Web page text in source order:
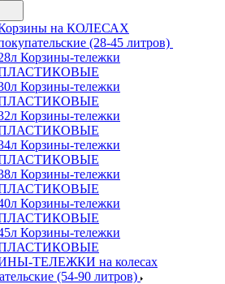
на КОЛЕСАХ
(28-45 литров)
Корзины-тележки
Корзины-тележки
Корзины-тележки
Корзины-тележки
Корзины-тележки
Корзины-тележки
Корзины-тележки
ТЕЛЕЖКИ на колесах
(54-90 литров)